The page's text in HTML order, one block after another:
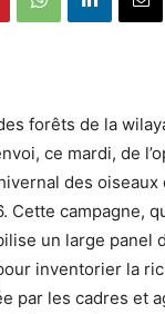
forêts de la
ce mardi, de
des oiseaux
Cette campagne,
un large panel
inventorier la
par les cadres et